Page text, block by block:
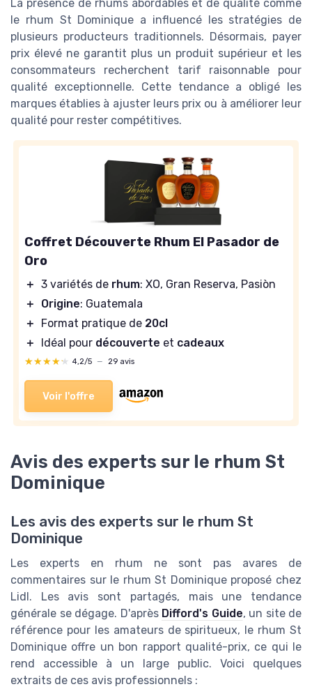
La présence de rhums abordables et de qualité comme
le rhum St Dominique a influencé les stratégies de
plusieurs producteurs traditionnels. Désormais, payer
prix élevé ne garantit plus un produit supérieur et les
consommateurs recherchent tarif raisonnable pour
qualité exceptionnelle. Cette tendance a obligé les
marques établies à ajuster leurs prix ou à améliorer leur
qualité pour rester compétitives.
Coffret Découverte Rhum El Pasador de
Oro
＋ 3 variétés de rhum: XO, Gran Reserva, Pasiòn
＋
Origine: Guatemala
＋
Format pratique de 20cl
＋
Idéal pour découverte et cadeaux
★★★★★
★★★★★ 4,2/5 — 29 avis
Voir l'offre
Avis des experts sur le rhum St
Dominique
Les avis des experts sur le rhum St
Dominique
Les experts en rhum ne sont pas avares de
commentaires sur le rhum St Dominique proposé chez
Lidl. Les avis sont partagés, mais une tendance
générale se dégage. D'après Difford's Guide, un site de
référence pour les amateurs de spiritueux, le rhum St
Dominique offre un bon rapport qualité-prix, ce qui le
rend accessible à un large public. Voici quelques
extraits de ces avis professionnels :